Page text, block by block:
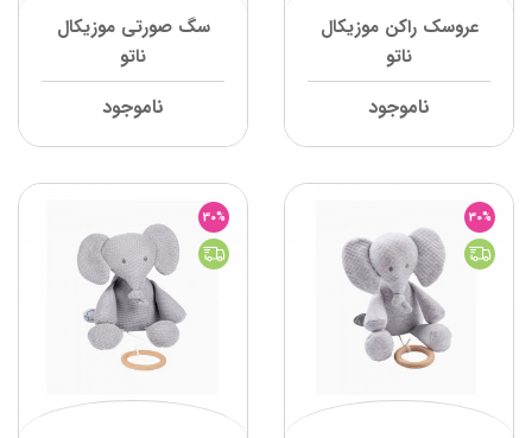
عروسک راکن موزیکال
ناتو
ناموجود
سگ صورتی موزیکال
ناتو
ناموجود
30%
30%